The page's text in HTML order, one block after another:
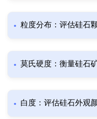
粒度分布：评估硅石
莫氏硬度：衡量硅石
白度：评估硅石外观